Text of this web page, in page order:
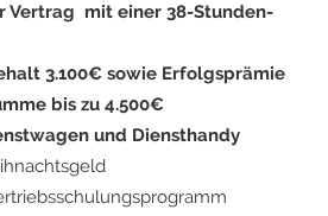
Vertrag mit einer 38-Stunden-
3.100€ sowie Erfolgsprämie
bis zu 4.500€
und Diensthandy